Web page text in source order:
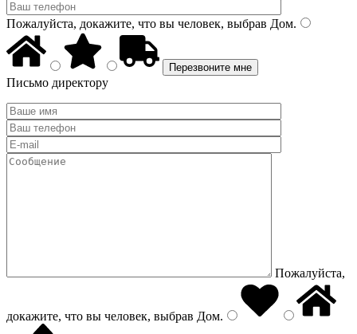
Пожалуйста, докажите, что вы человек, выбрав Дом.
Письмо директору
Пожалуйста,
докажите, что вы человек, выбрав Дом.